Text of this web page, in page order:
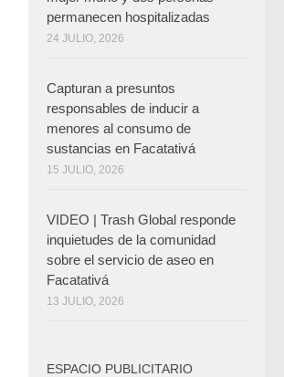
permanecen hospitalizadas
24 JULIO, 2026
Capturan a presuntos
responsables de inducir a
menores al consumo de
sustancias en Facatativá
15 JULIO, 2026
VIDEO | Trash Global responde
inquietudes de la comunidad
sobre el servicio de aseo en
Facatativá
13 JULIO, 2026
ESPACIO PUBLICITARIO